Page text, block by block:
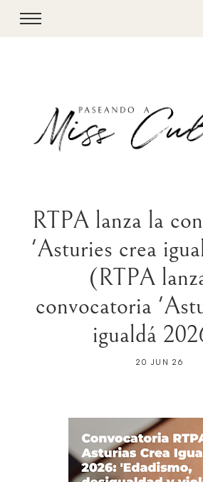
RTPA lanza la
'Asturies crea
(RTPA
convocatoria
igualdá
20 JUN 26